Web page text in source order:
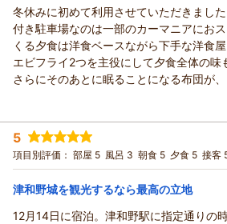
冬休みに初めて利用させていただきまし
付き駐車場なのは一部のカーマニアにお
くる夕食は洋食ベースながら下手な洋食
エビフライ2つを主役にして夕食全体の味
さらにそのあとに眠ることになる布団が
れてかつ良い匂いがすること前提での、
い毛布にくるまれながら気持ちよ～く眠
いて言うなら、（わかる人にはわかるの
やお酒などが無印感なので、津和野産と
しては嬉しいものなのになあとは思いま
宿泊時期： 2025年12月宿泊 (家族旅行)
投稿者： おっくんさん
宿泊プラン： ファミリープラン 和室 朝・夕
宿泊価格帯： 7,001～8,000円(大人一人あたり/
5
項目別評価： 部屋 5 風呂 3 朝食 5 夕食 5 接客
津和野城を観光するなら最高の立地
12月14日に宿泊。津和野駅に指定通りの